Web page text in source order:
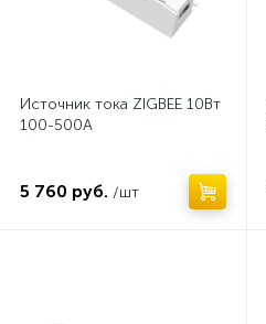
Источник тока ZIGBEE 10Вт
100-500А
5 760 руб. /шт